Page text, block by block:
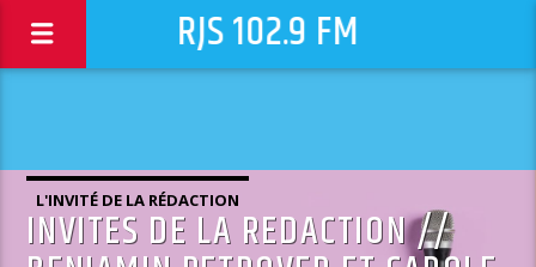
RJS 102.9 FM
L'INVITÉ DE LA RÉDACTION
INVITES DE LA REDACTION //